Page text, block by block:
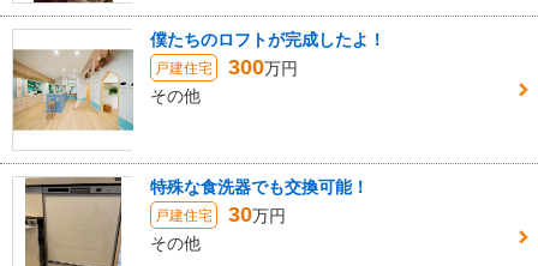
僕たちのロフトが完成したよ！
戸建住宅 300万円
その他
特殊な食洗器でも交換可能！
戸建住宅 30万円
その他